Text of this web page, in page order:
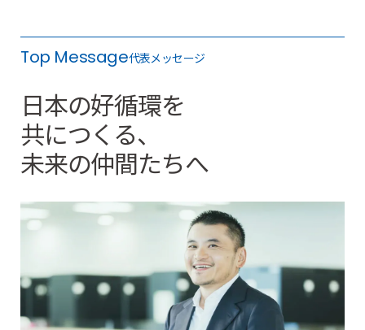
Top Message代表メッセージ
日本の好循環を
共につくる、
未来の仲間たちへ